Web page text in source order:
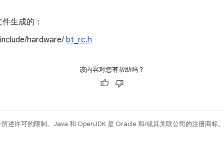
生成的：
hardware/ bt_rc.h
该内容对您有帮助吗？
所述许可的限制。Java 和 OpenJDK 是 Oracle 和/或其关联公司的注册商标。